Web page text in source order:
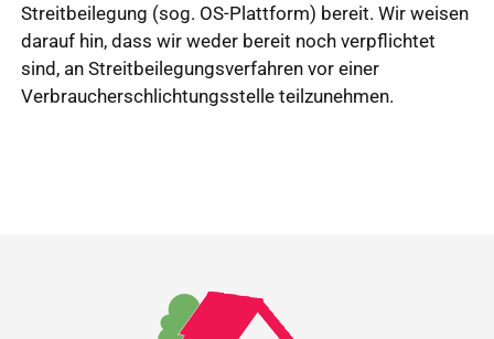
Streitbeilegung (sog. OS-Plattform) bereit. Wir weisen
darauf hin, dass wir weder bereit noch verpflichtet
sind, an Streitbeilegungsverfahren vor einer
Verbraucherschlichtungsstelle teilzunehmen.